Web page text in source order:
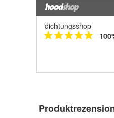
dichtungsshop